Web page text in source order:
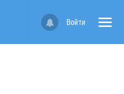
Войти